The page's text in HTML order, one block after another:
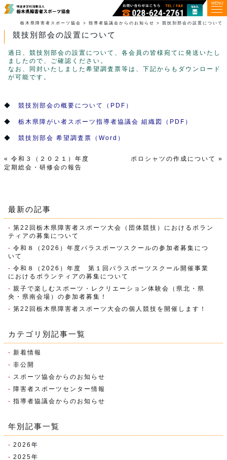
MENU
栃木県障害者スポーツ協会 > 指導者協議会からのお知らせ > 競技別部会の設置について
競技別部会の設置について
過日、競技別部会の設置について、各会員の皆様宛てに発送いたし
ましたので、ご確認ください。
なお、同封いたしました希望調査票等は、下記からもダウンロード
が可能です。
◆ 競技別部会の概要について（PDF）
◆ 栃木県障がい者スポーツ指導者協議会 組織図（PDF）
◆ 競技別部会 希望調査票（Word）
« 令和３（２０２１）年度
定期総会・研修会の報告
ポロシャツの作成について »
最新の記事
第22回栃木県障害者スポーツ大会（団体競技）におけるボラン
ティアの募集について
令和８（2026）年度パラスポーツスクールの参加者募集につ
いて
令和８（2026）年度 第１回パラスポーツスクール開催事業
におけるボランティアの募集について
親子で楽しむスポーツ・レクリエーション体験会（県北・県
央・県南会場）の参加者募集！
第22回栃木県障害者スポーツ大会の個人競技を開催します！
カテゴリ別記事一覧
新着情報
非公開
スポーツ協会からのお知らせ
障害者スポーツセンター情報
指導者協議会からのお知らせ
年別記事一覧
2026 年
2025年